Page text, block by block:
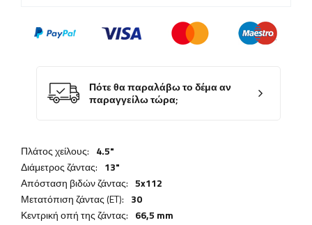
Πότε θα παραλάβω το δέμα αν
παραγγείλω τώρα;
Πλάτος χείλους: 4.5"
Διάμετρος ζάντας: 13"
Απόσταση βιδών ζάντας: 5x112
Μετατόπιση ζάντας (ET): 30
Κεντρική οπή της ζάντας: 66,5 mm